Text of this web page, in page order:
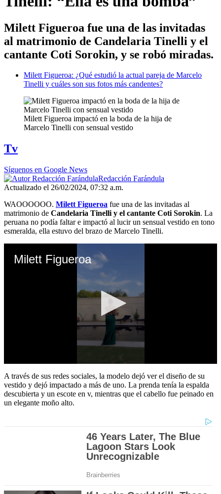
Milett Figueroa fue una de las invitadas
al matrimonio de Candelaria Tinelli y el
cantante Coti Sorokin, y se robó miradas.
Milett Figueroa: ¿Qué estudió la actual pareja de Marcelo
Tinelli y cuáles son sus fotos más candentes?
Milett Figueroa impactó en la boda de la hija de
Marcelo Tinelli con sensual vestido
Tv
Síguenos en Google News
Redacción Farándula
Actualizado el 26/02/2024, 07:32 a.m.
WAOOOOOO. Milett Figueroa fue una de las invitadas al
matrimonio de Candelaria Tinelli y el cantante Coti Sorokin. La
peruana no podía faltar e impactó al lucir un sensual vestido en tono
esmeralda, ella estuvo del brazo de Marcelo Tinelli.
Milett Figueroa
seconds
of
17
seconds
A través de sus redes sociales, la modelo dejó ver el diseño de su
vestido y dejó impactado a más de uno. La prenda tenía la espalda
descubierta y un escote en v, mientras que el cabello fue peinado en
un elegante moño alto.